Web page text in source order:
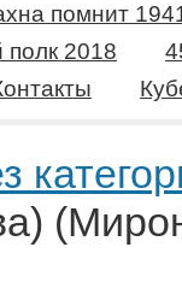
помнит
2018